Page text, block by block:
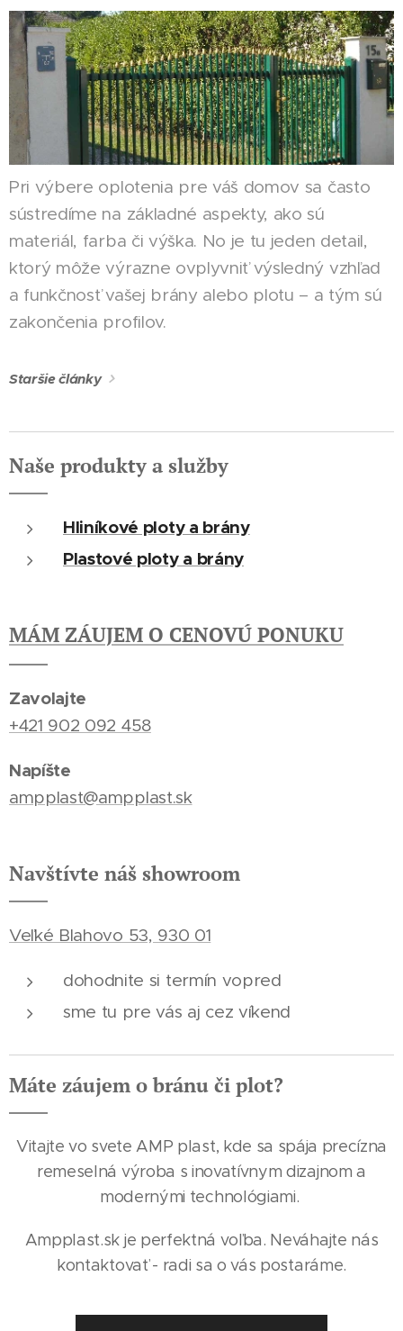
Pri výbere oplotenia pre váš domov sa často
sústredíme na základné aspekty, ako sú
materiál, farba či výška. No je tu jeden detail,
ktorý môže výrazne ovplyvniť výsledný vzhľad
a funkčnosť vašej brány alebo plotu – a tým sú
zakončenia profilov.
Staršie články
Naše produkty a služby
Hliníkové ploty a brány
Plastové ploty a brány
MÁM ZÁUJEM O CENOVÚ PONUKU
Zavolajte
+421 902 092 458
Napíšte
ampplast@ampplast.sk
Navštívte náš showroom
Veľké Blahovo 53, 930 01
dohodnite si termín vopred
sme tu pre vás aj cez víkend
Máte záujem o bránu či plot?
Vitajte vo svete AMP plast, kde sa spája precízna
remeselná výroba s inovatívnym dizajnom a
modernými technológiami.
Ampplast.sk je perfektná voľba. Neváhajte nás
kontaktovať - radi sa o vás postaráme.